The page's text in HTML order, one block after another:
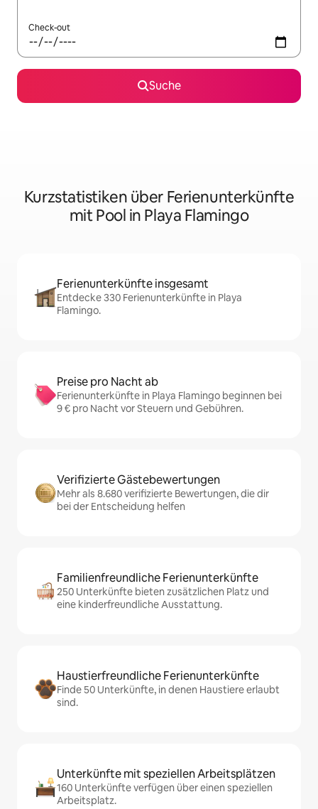
Check-out
Suche
Kurzstatistiken über Ferienunterkünfte
mit Pool in Playa Flamingo
Ferienunterkünfte insgesamt
Entdecke 330 Ferienunterkünfte in Playa
Flamingo.
Preise pro Nacht ab
Ferienunterkünfte in Playa Flamingo beginnen bei
9 € pro Nacht vor Steuern und Gebühren.
Verifizierte Gästebewertungen
Mehr als 8.680 verifizierte Bewertungen, die dir
bei der Entscheidung helfen
Familienfreundliche Ferienunterkünfte
250 Unterkünfte bieten zusätzlichen Platz und
eine kinderfreundliche Ausstattung.
Haustierfreundliche Ferienunterkünfte
Finde 50 Unterkünfte, in denen Haustiere erlaubt
sind.
Unterkünfte mit speziellen Arbeitsplätzen
160 Unterkünfte verfügen über einen speziellen
Arbeitsplatz.